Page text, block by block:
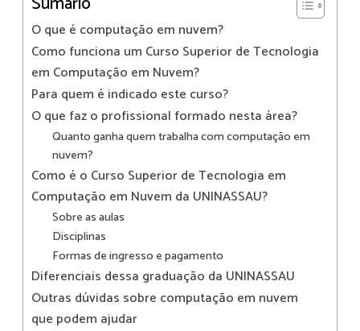
O que é computação em nuvem?
Como funciona um Curso Superior de Tecnologia
em Computação em Nuvem?
Para quem é indicado este curso?
O que faz o profissional formado nesta área?
Quanto ganha quem trabalha com computação em
nuvem?
Como é o Curso Superior de Tecnologia em
Computação em Nuvem da UNINASSAU?
Sobre as aulas
Disciplinas
Formas de ingresso e pagamento
Diferenciais dessa graduação da UNINASSAU
Outras dúvidas sobre computação em nuvem
que podem ajudar